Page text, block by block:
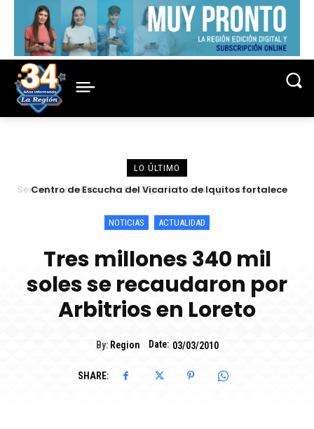
LO ÚLTIMO
Centro de Escucha del Vicariato de Iquitos fortalece
NOTICIAS ACTUALIDAD
Tres millones 340 mil
soles se recaudaron por
Arbitrios en Loreto
By: Region Date: 03/03/2010
SHARE: